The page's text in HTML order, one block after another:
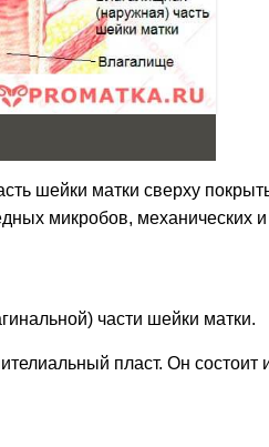
шейки матки сверху
микробов, механических и
части шейки матки.
пласт. Он состоит